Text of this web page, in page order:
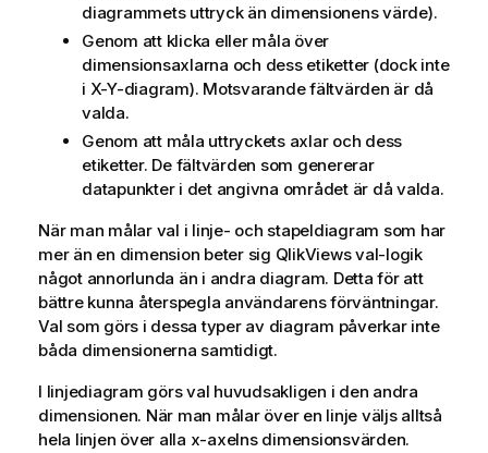
diagrammets uttryck än dimensionens värde).
Genom att klicka eller måla över
dimensionsaxlarna och dess etiketter (dock inte
i X-Y-diagram). Motsvarande fältvärden är då
valda.
Genom att måla uttryckets axlar och dess
etiketter. De fältvärden som genererar
datapunkter i det angivna området är då valda.
När man målar val i linje- och stapeldiagram som har
mer än en dimension beter sig QlikViews val-logik
något annorlunda än i andra diagram. Detta för att
bättre kunna återspegla användarens förväntningar.
Val som görs i dessa typer av diagram påverkar inte
båda dimensionerna samtidigt.
I linjediagram görs val huvudsakligen i den andra
dimensionen. När man målar över en linje väljs alltså
hela linjen över alla x-axelns dimensionsvärden.